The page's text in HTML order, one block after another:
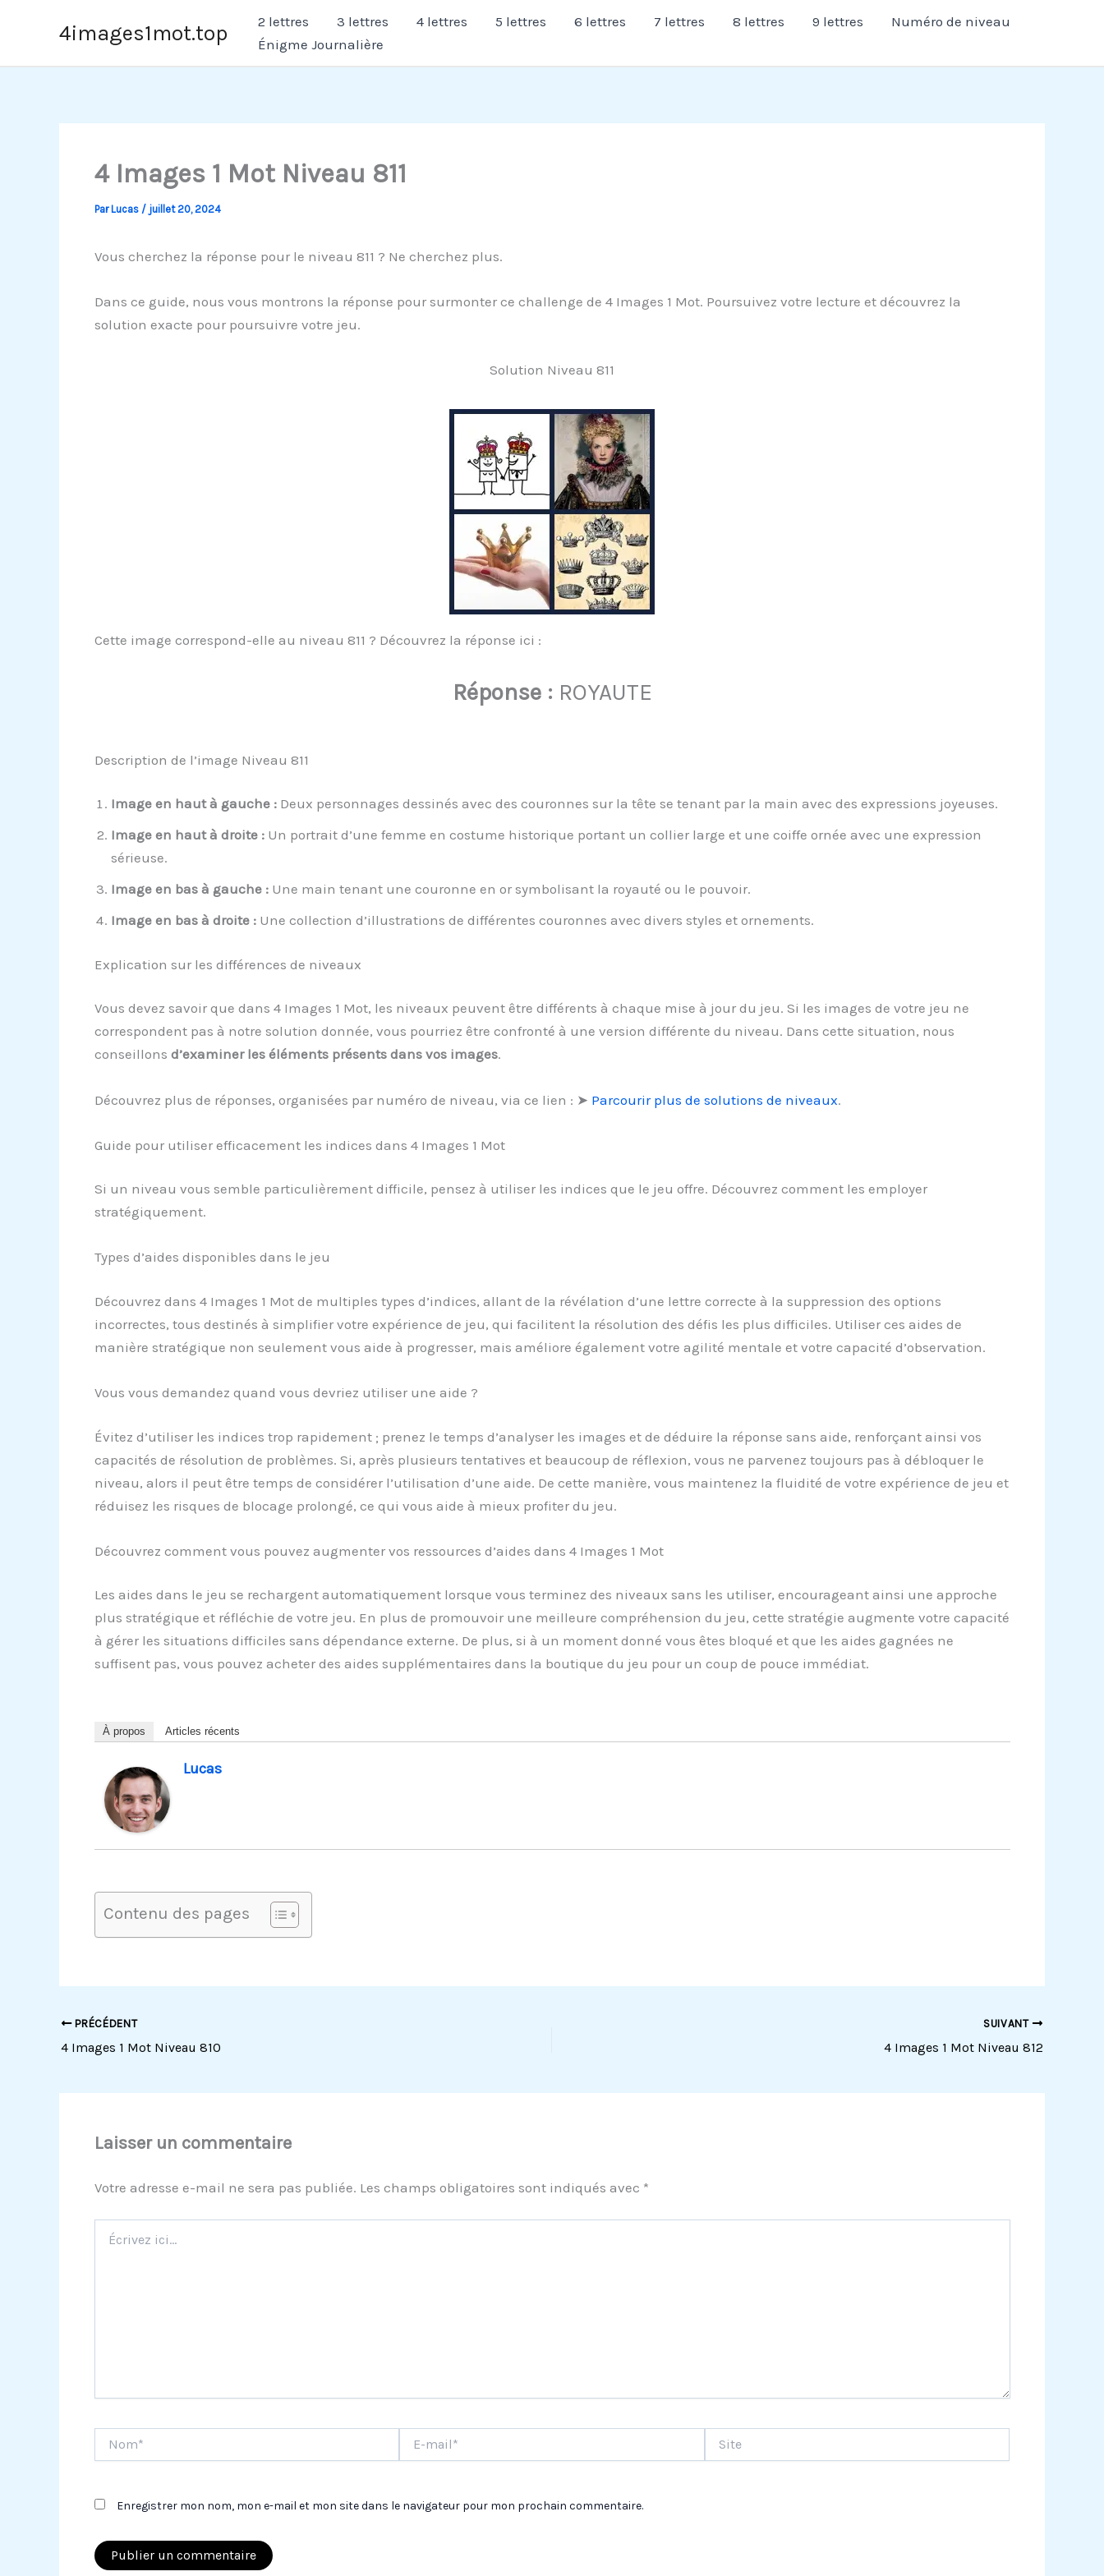
4images1mot.top 2 lettres 3 lettres 4 lettres 5 lettres 6 lettres 7 lettres 8 lettres 9 lettres
Numéro de niveau
Énigme Journalière
4 Images 1 Mot Niveau 811
ParLucas / juillet 20, 2024
Vous cherchez la réponse pour le niveau 811 ? Ne cherchez plus.
Dans ce guide, nous vous montrons la réponse pour surmonter ce challenge de 4 Images 1 Mot. Poursuivez votre lecture et découvrez la
solution exacte pour poursuivre votre jeu.
Solution Niveau 811
Cette image correspond-elle au niveau 811 ? Découvrez la réponse ici :
Réponse : ROYAUTE
Description de l’image Niveau 811
Image en haut à gauche :Deux personnages dessinés avec des couronnes sur la tête se tenant par la main avec des expressions joyeuses.
Image en haut à droite :Un portrait d’une femme en costume historique portant un collier large et une coiffe ornée avec une expression
sérieuse.
Image en bas à gauche :Une main tenant une couronne en or symbolisant la royauté ou le pouvoir.
Image en bas à droite :Une collection d’illustrations de différentes couronnes avec divers styles et ornements.
Explication sur les différences de niveaux
Vous devez savoir que dans 4 Images 1 Mot, les niveaux peuvent être différents à chaque mise à jour du jeu. Si les images de votre jeu ne
correspondent pas à notre solution donnée, vous pourriez être confronté à une version différente du niveau. Dans cette situation, nous
conseillons d’examiner les éléments présents dans vos images.
Découvrez plus de réponses, organisées par numéro de niveau, via ce lien : ➤ Parcourir plus de solutions de niveaux.
Guide pour utiliser efficacement les indices dans 4 Images 1 Mot
Si un niveau vous semble particulièrement difficile, pensez à utiliser les indices que le jeu offre. Découvrez comment les employer
stratégiquement.
Types d’aides disponibles dans le jeu
Découvrez dans 4 Images 1 Mot de multiples types d’indices, allant de la révélation d’une lettre correcte à la suppression des options
incorrectes, tous destinés à simplifier votre expérience de jeu, qui facilitent la résolution des défis les plus difficiles. Utiliser ces aides de
manière stratégique non seulement vous aide à progresser, mais améliore également votre agilité mentale et votre capacité d’observation.
Vous vous demandez quand vous devriez utiliser une aide ?
Évitez d’utiliser les indices trop rapidement ; prenez le temps d’analyser les images et de déduire la réponse sans aide, renforçant ainsi vos
capacités de résolution de problèmes. Si, après plusieurs tentatives et beaucoup de réflexion, vous ne parvenez toujours pas à débloquer le
niveau, alors il peut être temps de considérer l’utilisation d’une aide. De cette manière, vous maintenez la fluidité de votre expérience de jeu et
réduisez les risques de blocage prolongé, ce qui vous aide à mieux profiter du jeu.
Découvrez comment vous pouvez augmenter vos ressources d’aides dans 4 Images 1 Mot
Les aides dans le jeu se rechargent automatiquement lorsque vous terminez des niveaux sans les utiliser, encourageant ainsi une approche
plus stratégique et réfléchie de votre jeu. En plus de promouvoir une meilleure compréhension du jeu, cette stratégie augmente votre capacité
à gérer les situations difficiles sans dépendance externe. De plus, si à un moment donné vous êtes bloqué et que les aides gagnées ne
suffisent pas, vous pouvez acheter des aides supplémentaires dans la boutique du jeu pour un coup de pouce immédiat.
À propos Articles récents
Lucas
Contenu des pages
PRÉCÉDENT
4 Images 1 Mot Niveau 810
SUIVANT
4 Images 1 Mot Niveau 812
Laisser un commentaire
Votre adresse e-mail ne sera pas publiée. Les champs obligatoires sont indiqués avec *
ici…
mail*
Enregistrer mon nom, mon e-mail et mon site dans le navigateur pour mon prochain commentaire.